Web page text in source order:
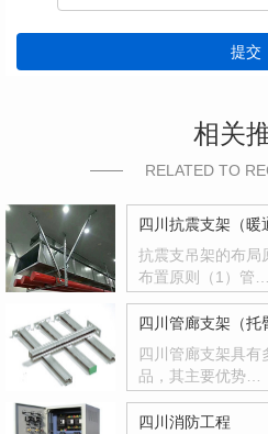
提交
相关
RELATED TO
四川抗震支架（暖
抗震支吊架的布局
布置原则（1）管…
四川管廊支架（托
四川管廊支架具有
品，其主要优势…
四川消防工程